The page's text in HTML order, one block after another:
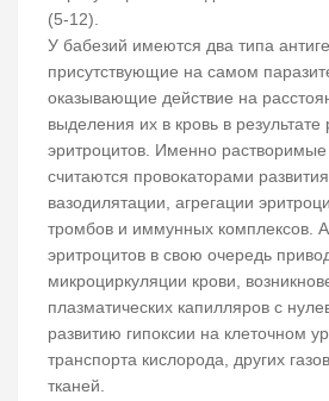
(5-12).
У бабезий имеются два типа
присутствующие на самом
оказывающие действие на
выделения их в кровь в результате
эритроцитов. Именно растворимые
считаются провокаторами
вазодилятации, агрегации
тромбов и иммунных комплексов.
эритроцитов в свою очередь
микроциркуляции крови,
плазматических капилляров с
развитию гипоксии на клеточном
транспорта кислорода, других
тканей.